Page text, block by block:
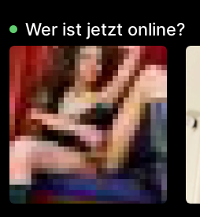
Sind Sie jünger, dann
Website sofort!
Berücksichtigen Sie,
explizit sexuellen und
Fotos und Nachrichten
Ihre eventuellen
bestimmt.
, der Betreiber dieser
Wer ist jetzt online?